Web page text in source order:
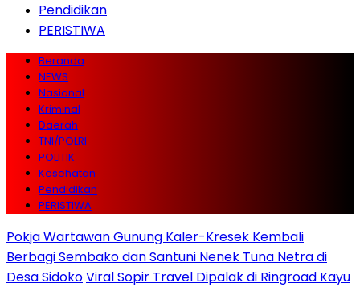
Pendidikan
PERISTIWA
Beranda
NEWS
Nasional
Kriminal
Daerah
TNI/POLRI
POLITIK
Kesehatan
Pendidikan
PERISTIWA
Pokja Wartawan Gunung Kaler-Kresek Kembali
Berbagi Sembako dan Santuni Nenek Tuna Netra di
Desa SidokoViral Sopir Travel Dipalak di Ringroad Kayu